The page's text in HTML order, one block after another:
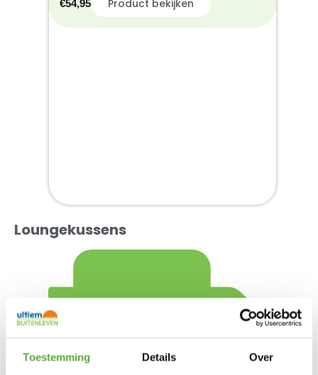
Toestemming Details Over
€54,95 Product bekijken
Loungekussens